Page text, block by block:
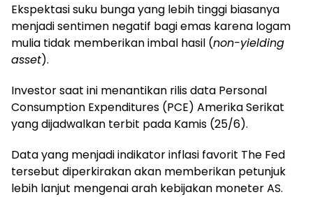
Ekspektasi suku bunga yang lebih tinggi biasanya
menjadi sentimen negatif bagi emas karena logam
mulia tidak memberikan imbal hasil (non-yielding
asset).
Investor saat ini menantikan rilis data Personal
Consumption Expenditures (PCE) Amerika Serikat
yang dijadwalkan terbit pada Kamis (25/6).
Data yang menjadi indikator inflasi favorit The Fed
tersebut diperkirakan akan memberikan petunjuk
lebih lanjut mengenai arah kebijakan moneter AS.